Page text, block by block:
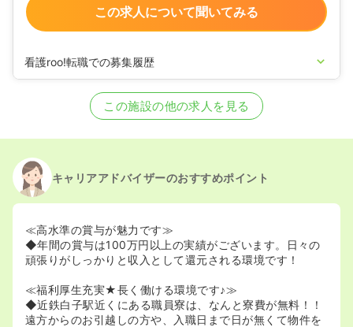
この求人について聞いてみる
看護roo!転職での募集履歴
この施設の他の求人を見る
キャリアアドバイザーのおすすめポイント
≪高水準の賞与が魅力です≫
◆年間の賞与は100万円以上の実績がございます。日々の
頑張りがしっかりと収入として還元される環境です！
≪福利厚生充実★長く働ける環境です♪≫
◆近鉄白子駅近くにある職員寮は、なんと寮費が無料！！
遠方からのお引越しの方や、入職日まで日が無くて物件を